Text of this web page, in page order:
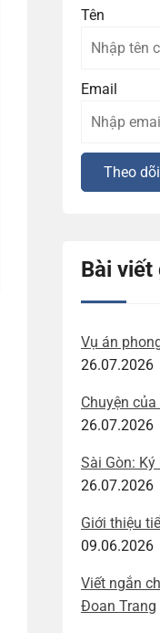
Tên
Email
Bài viết
Vụ án
26.07.2026
Chuyện
26.07.2026
Sài Gòn:
26.07.2026
Giới thiệu
09.06.2026
Viết ngắn
Đoan Trang